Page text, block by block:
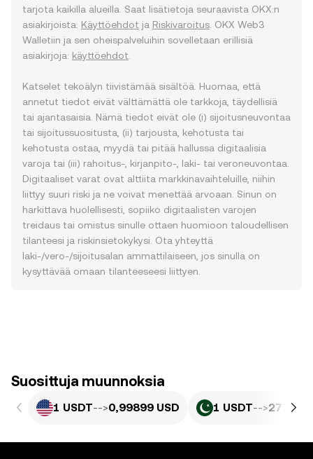
tarjota kaikilla alueilla. Saat lisätietoja seuraavista OKX:n
asiakirjoista: Käyttöehdot ja Riskivaroitus . OKX Web3
Walletiin ja sen oheispalveluihin sovelletaan erillisiä
asiakirjoja: käyttöehdot
Katselet tekoälyn tiivistämää sisältöä. Huomaa, että
annetut tiedot eivät välttämättä ole tarkkoja, täydellisiä
tai ajantasaisia. Nämä tiedot eivät ole (i) sijoitusneuvontaa
tai sijoitussuositusta, (ii) tarjousta, kehotusta tai
kehotusta ostaa, myydä tai pitää hallussa digitaalisia
varoja tai (iii) rahoitus-, kirjanpito-, laki- tai veroneuvontaa.
Digitaaliset varat ovat alttiita markkinavaihteluille, niihin
liittyy suuri riski ja ne voivat menettää arvoaan. Sinun on
harkittava huolellisesti, sopiiko digitaalisten varojen
treidaus tai omistus sinulle ottaen huomioon taloudellisen
tilanteesi ja riskinsietokykysi. Ota yhteyttä
laki-/vero-/sijoitusalan ammattilaiseen, jos sinulla on
kysyttävää omaan tilanteeseesi liittyen.
Suosittuja muunnoksia
1 USDT-->0,99899 USD 1 USDT-->277,46